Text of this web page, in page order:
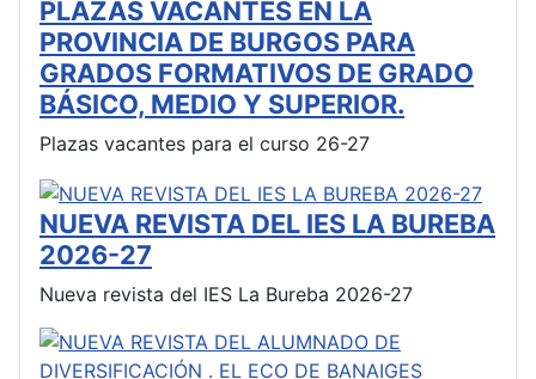
PLAZAS VACANTES EN LA
PROVINCIA DE BURGOS PARA
GRADOS FORMATIVOS DE GRADO
BÁSICO, MEDIO Y SUPERIOR.
Plazas vacantes para el curso 26-27
NUEVA REVISTA DEL IES LA BUREBA
2026-27
Nueva revista del IES La Bureba 2026-27